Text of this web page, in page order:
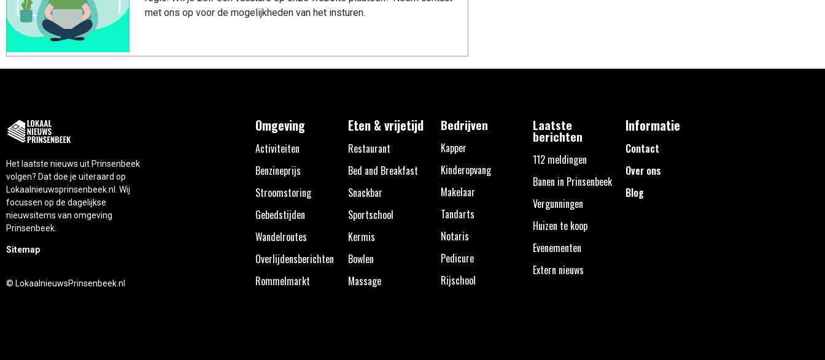
met ons op voor de mogelijkheden van het insturen.
Het laatste nieuws uit Prinsenbeek
volgen? Dat doe je uiteraard op
Lokaalnieuwsprinsenbeek.nl. Wij
focussen op de dagelijkse
nieuwsitems van omgeving
Prinsenbeek.
Sitemap
© LokaalnieuwsPrinsenbeek.nl
Omgeving
Activiteiten
Benzineprijs
Stroomstoring
Gebedstijden
Wandelroutes
Overlijdensberichten
Rommelmarkt
Eten & vrijetijd
Restaurant
Bed and Breakfast
Snackbar
Sportschool
Kermis
Bowlen
Massage
Bedrijven
Kapper
Kinderopvang
Makelaar
Tandarts
Notaris
Pedicure
Rijschool
Laatste
berichten
112 meldingen
Banen in Prinsenbeek
Vergunningen
Huizen te koop
Evenementen
Extern nieuws
Informatie
Contact
Over ons
Blog